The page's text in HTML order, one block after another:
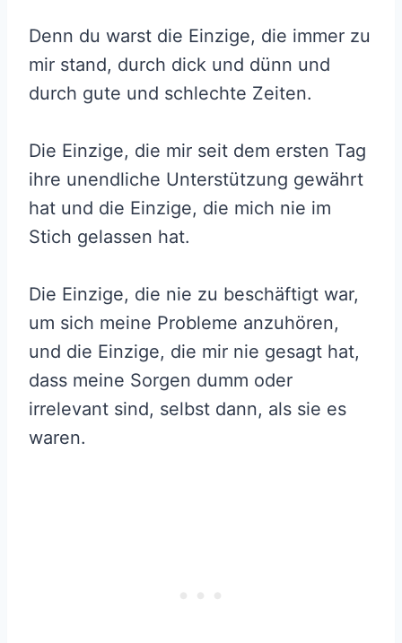
Denn du warst die Einzige, die immer zu
mir stand, durch dick und dünn und
durch gute und schlechte Zeiten.
Die Einzige, die mir seit dem ersten Tag
ihre unendliche Unterstützung gewährt
hat und die Einzige, die mich nie im
Stich gelassen hat.
Die Einzige, die nie zu beschäftigt war,
um sich meine Probleme anzuhören,
und die Einzige, die mir nie gesagt hat,
dass meine Sorgen dumm oder
irrelevant sind, selbst dann, als sie es
waren.